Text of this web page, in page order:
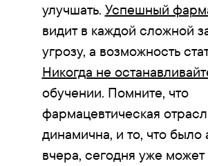
улучшать. Успешный
видит в каждой сложной
угрозу, а возможность
Никогда не
обучении. Помните, что
фармацевтическая
динамична, и то, что было
вчера, сегодня уже может